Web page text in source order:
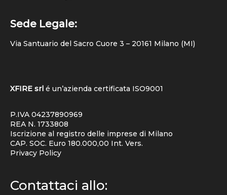
Sede Legale:
Via Santuario del Sacro Cuore 3 – 20161 Milano (MI)
XFIRE srl é un’azienda certificata ISO9001
P.IVA 04237890969
REA N. 1733808
Iscrizione al registro delle imprese di Milano
CAP. SOC. Euro 180.000,00 Int. Vers.
Privacy Policy
Contattaci allo: